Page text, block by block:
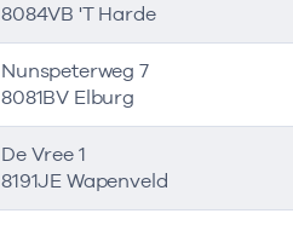
8084VB 'T Harde
Nunspeterweg 7
8081BV Elburg
De Vree 1
8191JE Wapenveld